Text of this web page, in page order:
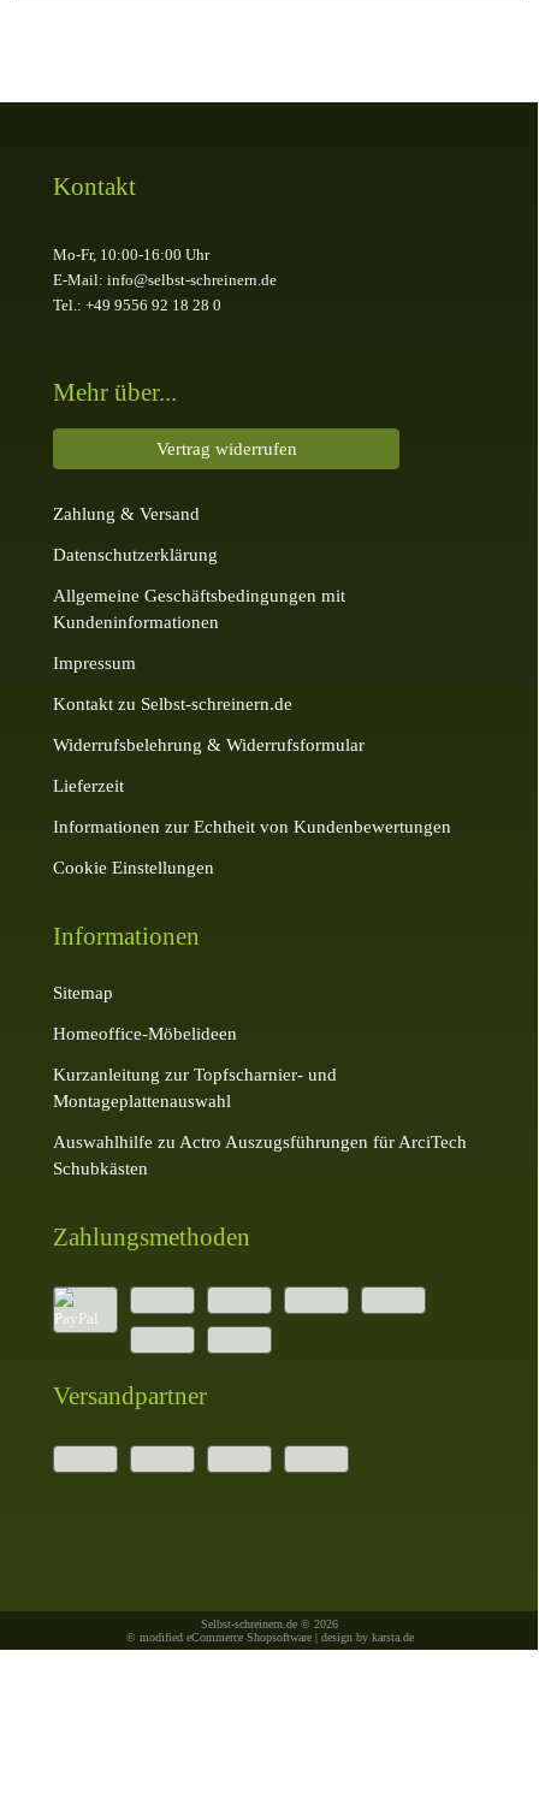
Kontakt
Mo-Fr, 10:00-16:00 Uhr
E-Mail: info@selbst-schreinern.de
Tel.: +49 9556 92 18 28 0
Mehr über...
Vertrag widerrufen
Zahlung & Versand
Datenschutzerklärung
Allgemeine Geschäftsbedingungen mit
Kundeninformationen
Impressum
Kontakt zu Selbst-schreinern.de
Widerrufsbelehrung & Widerrufsformular
Lieferzeit
Informationen zur Echtheit von Kundenbewertungen
Cookie Einstellungen
Informationen
Sitemap
Homeoffice-Möbelideen
Kurzanleitung zur Topfscharnier- und
Montageplattenauswahl
Auswahlhilfe zu Actro Auszugsführungen für ArciTech
Schubkästen
Zahlungsmethoden
Versandpartner
Selbst-schreinern.de © 2026
© modified eCommerce Shopsoftware | design by karsta.de